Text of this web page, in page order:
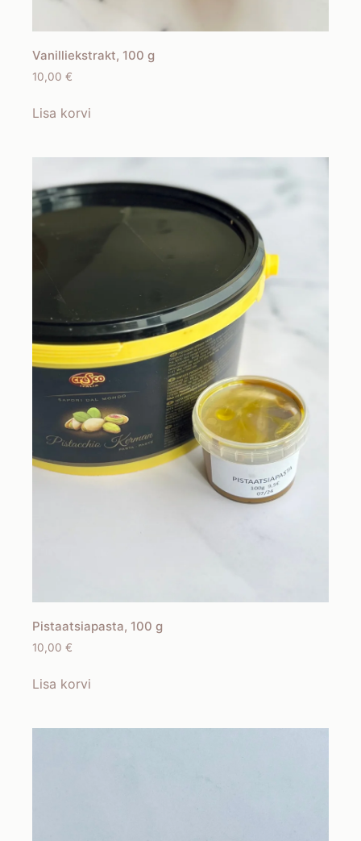
Vanilliekstrakt, 100 g
10,00 €
Lisa korvi
Pistaatsiapasta, 100 g
10,00 €
Lisa korvi